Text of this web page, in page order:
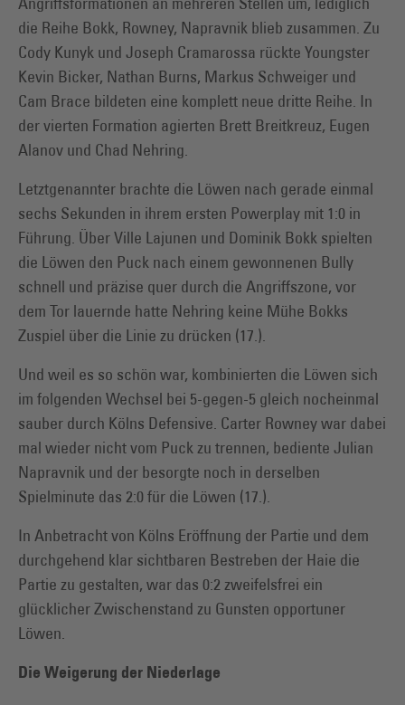
die Reihe Bokk, Rowney, Napravnik blieb zusammen. Zu
Cody Kunyk und Joseph Cramarossa rückte Youngster
Kevin Bicker, Nathan Burns, Markus Schweiger und
Cam Brace bildeten eine komplett neue dritte Reihe. In
der vierten Formation agierten Brett Breitkreuz, Eugen
Alanov und Chad Nehring.
Letztgenannter brachte die Löwen nach gerade einmal
sechs Sekunden in ihrem ersten Powerplay mit 1:0 in
Führung. Über Ville Lajunen und Dominik Bokk spielten
die Löwen den Puck nach einem gewonnenen Bully
schnell und präzise quer durch die Angriffszone, vor
dem Tor lauernde hatte Nehring keine Mühe Bokks
Zuspiel über die Linie zu drücken (17.).
Und weil es so schön war, kombinierten die Löwen sich
im folgenden Wechsel bei 5-gegen-5 gleich nocheinmal
sauber durch Kölns Defensive. Carter Rowney war dabei
mal wieder nicht vom Puck zu trennen, bediente Julian
Napravnik und der besorgte noch in derselben
Spielminute das 2:0 für die Löwen (17.).
In Anbetracht von Kölns Eröffnung der Partie und dem
durchgehend klar sichtbaren Bestreben der Haie die
Partie zu gestalten, war das 0:2 zweifelsfrei ein
glücklicher Zwischenstand zu Gunsten opportuner
Löwen.
Die Weigerung der Niederlage